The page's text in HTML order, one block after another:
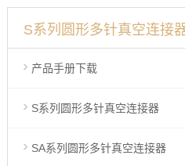
S系列圆形多针真空连接
产品手册下载
S系列圆形多针真空连接器
SA系列圆形多针真空连接器